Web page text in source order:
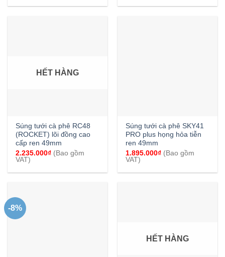
HẾT HÀNG
Súng tưới cà phê RC48
(ROCKET) lõi đồng cao
cấp ren 49mm
2.235.000₫ (Bao gồm
VAT)
Súng tưới cà phê SKY41
PRO plus họng hỏa tiễn
ren 49mm
1.895.000₫ (Bao gồm
VAT)
-8%
HẾT HÀNG